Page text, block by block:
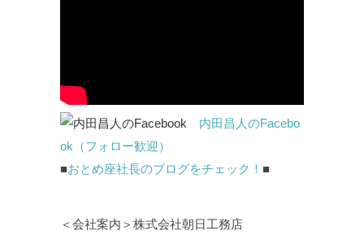
内田昌人のFacebo
ok（フォロー歓迎）
■おとめ座社長のブログをチェック！ ■
＜会社案内＞株式会社朝日工務店